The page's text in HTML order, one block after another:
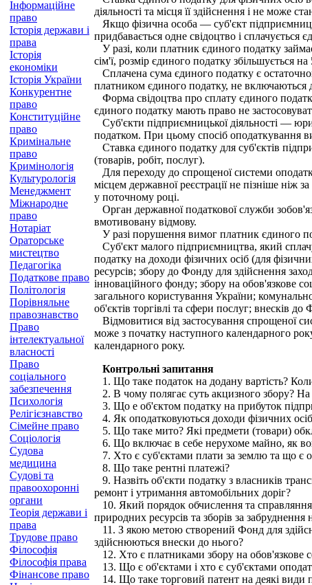
Інформаційне
право
Історія держави і
права
Історія
економіки
Історія України
Конкурентне
право
Конституційне
право
Кримінальне
право
Кримінологія
Культурологія
Менеджмент
Міжнародне
право
Нотаріат
Ораторське
мистецтво
Педагогіка
Податкове право
Політологія
Порівняльне
правознавство
Право
інтелектуальної
власності
Право
соціального
забезпечення
Психологія
Релігієзнавство
Сімейне право
Соціологія
Судова
медицина
Судові та
правоохоронні
органи
Теорія держави і
права
Трудове право
Філософія
Філософія права
Фінансове право
діяльності та місця її здійснення і не може
Якщо фізична особа — суб'єкт
придбавається одне свідоцтво і
У разі, коли платник єдиного податку
сім'ї, розмір єдиного податку збільшується на
Сплачена сума єдиного податку є
платником єдиного податку, не включаються
Форма свідоцтва про сплату єдиного
єдиного податку мають право не
Суб'єкти підприємницької діяльності —
податком. При цьому спосіб оподаткування
Ставка єдиного податку для суб'єктів
(товарів, робіт, послуг).
Для переходу до спрощеної системи
місцем державної реєстрації не пізніше ніж
у поточному році.
Орган державної податкової служби
вмотивовану відмову.
У разі порушення вимог платник єдиного
Суб'єкт малого підприємництва, який
податку на доходи фізичних осіб (для
ресурсів; збору до Фонду для здійснення
інноваційного фонду; збору на обов'язкове
загального користування України;
об'єктів торгівлі та сфери послуг; внесків до
Відмовитися від застосування спрощеної
може з початку наступного календарного
календарного року.
Контрольні запитання
1. Що таке податок на додану вартість?
2. В чому полягає суть акцизного збору? На
3. Що е об'єктом податку на прибуток
4. Як оподатковуються доходи фізичних
5. Що таке мито? Які предмети (товари)
6. Що включає в себе нерухоме майно, як
7. Хто є суб'єктами плати за землю та що є
8. Що таке рентні платежі?
9. Назвіть об'єкти податку з власників
ремонт і утримання автомобільних доріг?
10. Який порядок обчислення та справляння:
природних ресурсів та зборів за
11. З якою метою створений Фонд для
здійснюються внески до нього?
12. Хто є платниками збору на обов'язкове
13. Що є об'єктами і хто є суб'єктами
14. Що таке торговий патент на деякі види